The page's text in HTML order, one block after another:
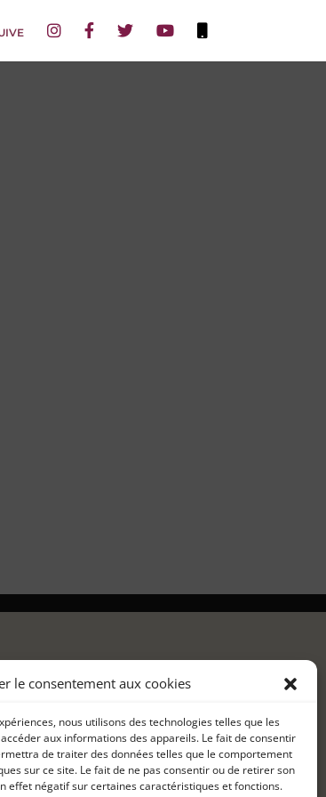
le consentement aux cookies
nous utilisons des technologies telles que les
aux informations des appareils. Le fait de consentir
de traiter des données telles que le comportement
sur ce site. Le fait de ne pas consentir ou de retirer son
effet négatif sur certaines caractéristiques et fonctions.